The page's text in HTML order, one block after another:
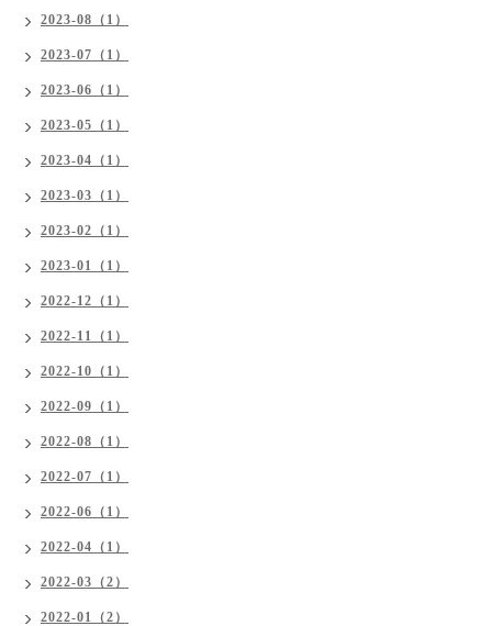
2023-08（1）
2023-07（1）
2023-06（1）
2023-05（1）
2023-04（1）
2023-03（1）
2023-02（1）
2023-01（1）
2022-12（1）
2022-11（1）
2022-10（1）
2022-09（1）
2022-08（1）
2022-07（1）
2022-06（1）
2022-04（1）
2022-03（2）
2022-01（2）